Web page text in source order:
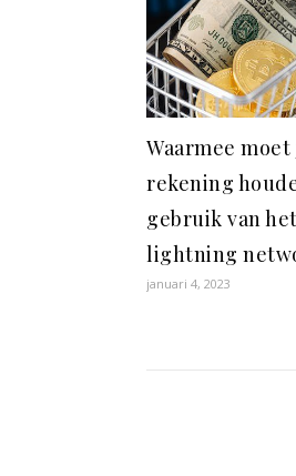
Waarmee moet
rekening
gebruik van
lightning
januari 4, 2023